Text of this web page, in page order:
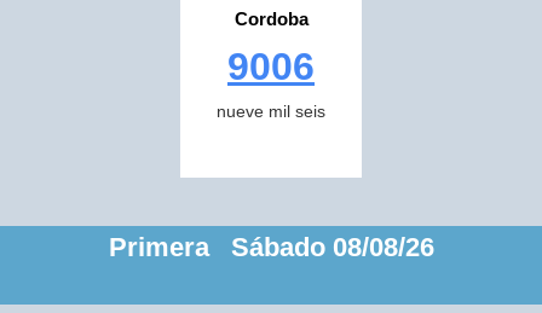
Cordoba
9006
nueve mil seis
Primera Sábado 08/08/26